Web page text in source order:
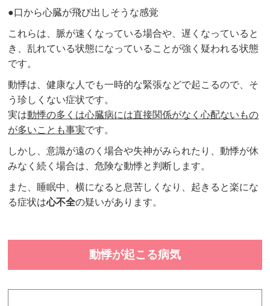
●口から心臓が飛び出しそうな感覚
これらは、脈が速くなっている場合や、遅くなっていると
き、乱れている状態になっていることが強く疑われる状態
です。
動悸は、健康な人でも一時的な緊張などで起こるので、そ
う珍しくない症状です。
実は動悸の多くは心臓病には直接関係がなく心配ないもの
が多いことも事実です。
しかし、意識が遠のく場合や失神がみられたり、動悸が休
みなく続く場合は、危険な動悸と判断します。
また、睡眠中、横になると息苦しくなり、起きると楽にな
る症状は心不全の疑いがあります。
動悸が起こる病気